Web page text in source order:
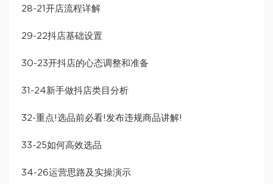
28-21开店流程详解
29-22抖店基础设置
30-23开抖店的心态调整和准备
31-24新手做抖店类目分析
32-重点!选品前必看!发布违规商品讲解!
33-25如何高效选品
34-26运营思路及实操演示